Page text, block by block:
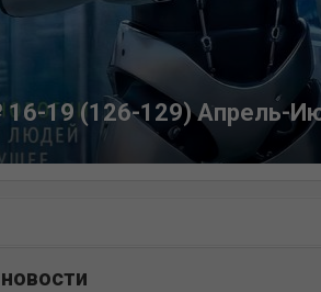
16-19 (126-129) Апрель-